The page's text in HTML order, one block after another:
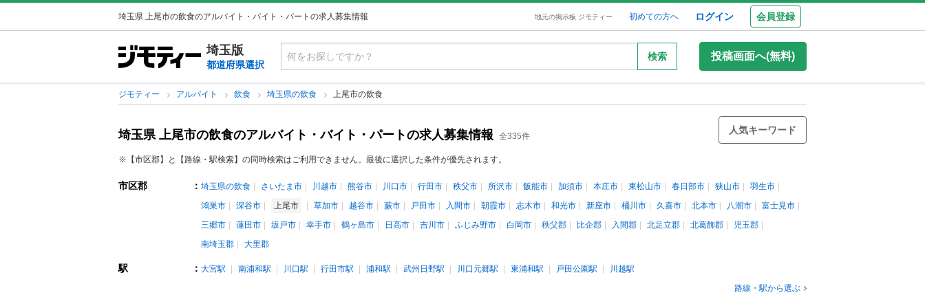
埼玉県 上尾市の飲食のアルバイト・バイト・パートの求人募集情報 地元の掲示板 ジモティー 初めての方へ ログイン 会員登録
埼玉版
都道府県選択
検索 投稿画面へ(無料)
ジモティー アルバイト 飲食 埼玉県の飲食 上尾市の飲食
埼玉県 上尾市の飲食のアルバイト・バイト・パートの求人募集情報 全335件
人気キーワード
※【市区郡】と【路線・駅検索】の同時検索はご利用できません。最後に選択した条件が優先されます。
市区郡 ： 埼玉県の飲食 さいたま市 川越市 熊谷市 川口市 行田市 秩父市 所沢市 飯能市 加須市 本庄市 東松山市 春日部市 狭山市
羽生市
鴻巣市
深谷市 上尾市 草加市 越谷市 蕨市 戸田市 入間市 朝霞市 志木市 和光市 新座市 桶川市 久喜市 北本市 八潮市
富士見市
三郷市
蓮田市 坂戸市 幸手市 鶴ヶ島市 日高市 吉川市 ふじみ野市 白岡市 秩父郡 比企郡 入間郡 北足立郡 北葛飾郡
児玉郡
南埼玉郡
大里郡
駅 ： 大宮駅 南浦和駅 川口駅 行田市駅 浦和駅 武州日野駅 川口元郷駅 東浦和駅 戸田公園駅
川越駅
路線・駅から選ぶ